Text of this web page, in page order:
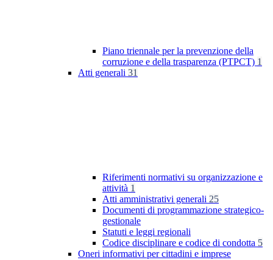
Piano triennale per la prevenzione della
corruzione e della trasparenza (PTPCT) 1
Atti generali 31
Riferimenti normativi su organizzazione e
attività 1
Atti amministrativi generali 25
Documenti di programmazione strategico-
gestionale
Statuti e leggi regionali
Codice disciplinare e codice di condotta 5
Oneri informativi per cittadini e imprese